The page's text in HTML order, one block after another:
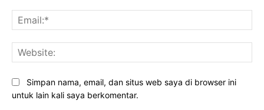
Simpan nama, email, dan situs web saya di browser ini
untuk lain kali saya berkomentar.